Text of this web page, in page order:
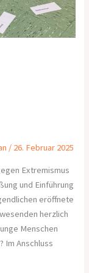
/ 26. Februar 2025
Extremismus
und Einführung
eröffnete
herzlich
Menschen
Im Anschluss